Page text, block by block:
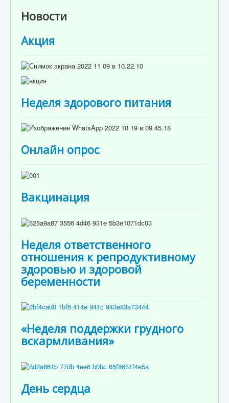
Женская консультация
Новости
Акция
Неделя здорового питания
Онлайн опрос
Вакцинация
Неделя ответственного
отношения к репродуктивному
здоровью и здоровой
беременности
«Неделя поддержки грудного
вскармливания»
День сердца